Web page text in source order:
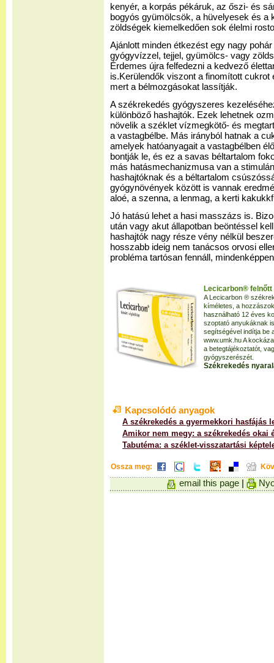
kenyér, a korpás pékáruk, az őszi- és
bogyós gyümölcsök, a hüvelyesek és a
zöldségek kiemelkedően sok élelmi
Ajánlott minden étkezést egy nagy
gyógyvízzel, tejjel, gyümölcs- vagy
Érdemes újra felfedezni a kedvező
is.Kerülendők viszont a finomított cukrot
mert a bélmozgásokat lassítják.
A székrekedés gyógyszeres
különböző hashajtók. Ezek lehetnek
növelik a széklet vízmegkötő- és
a vastagbélbe. Más irányból hatnak a
amelyek hatóanyagait a vastagbélben
bontják le, és ez a savas béltartalom
más hatásmechanizmusa van a
hashajtóknak és a béltartalom
gyógynövények között is vannak
aloé, a szenna, a lenmag, a kerti
Jó hatású lehet a hasi masszázs is.
után vagy akut állapotban beöntéssel
hashajtók nagy része vény nélkül
hosszabb ideig nem tanácsos orvosi
probléma tartósan fennáll,
Lecicarbon® felnőtt
A Lecicarbon ®
kíméletes, a
használható 12 éves
szoptató anyukáknak
segítségével indítja be
www.umk.hu A
a betegtájékoztatót,
gyógyszerészét.
Székrekedés
Kapcsolódó anyagok
A székrekedés a gyermekkori hasfájás
Amikor nem megy: a székrekedés okai
Tabutéma: a széklet-visszatartási
Ossza meg:
email this page